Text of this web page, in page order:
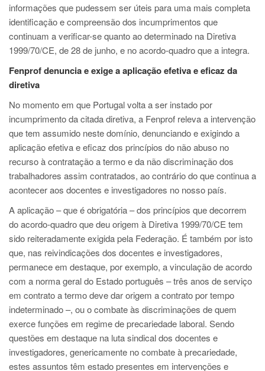
informações que pudessem ser úteis para uma mais completa
identificação e compreensão dos incumprimentos que
continuam a verificar-se quanto ao determinado na Diretiva
1999/70/CE, de 28 de junho, e no acordo-quadro que a integra.
Fenprof denuncia e exige a aplicação efetiva e eficaz da
diretiva
No momento em que Portugal volta a ser instado por
incumprimento da citada diretiva, a Fenprof releva a intervenção
que tem assumido neste domínio, denunciando e exigindo a
aplicação efetiva e eficaz dos princípios do não abuso no
recurso à contratação a termo e da não discriminação dos
trabalhadores assim contratados, ao contrário do que continua a
acontecer aos docentes e investigadores no nosso país.
A aplicação – que é obrigatória – dos princípios que decorrem
do acordo-quadro que deu origem à Diretiva 1999/70/CE tem
sido reiteradamente exigida pela Federação. É também por isto
que, nas reivindicações dos docentes e investigadores,
permanece em destaque, por exemplo, a vinculação de acordo
com a norma geral do Estado português – três anos de serviço
em contrato a termo deve dar origem a contrato por tempo
indeterminado –, ou o combate às discriminações de quem
exerce funções em regime de precariedade laboral. Sendo
questões em destaque na luta sindical dos docentes e
investigadores, genericamente no combate à precariedade,
estes assuntos têm estado presentes em intervenções e